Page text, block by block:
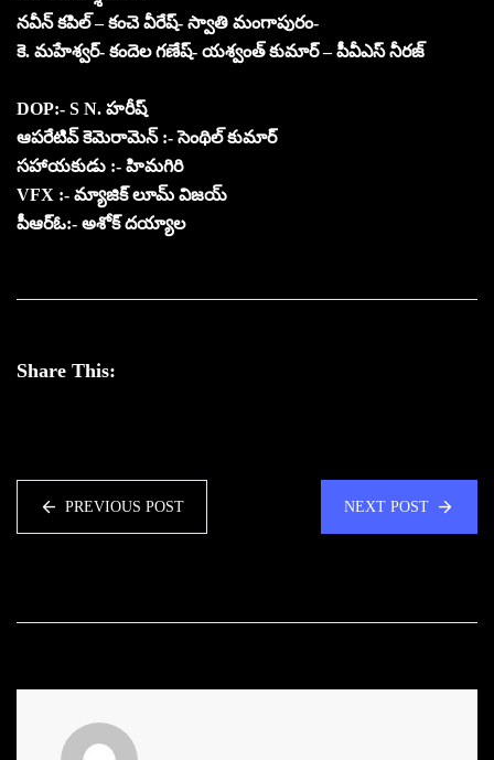
నవీన్ కపిల్ – కంచె వీరేష్- స్వాతి మంగాపురం-
కె. మహేశ్వర్- కందెల గణేష్- యశ్వంత్ కుమార్ – పీవీఎస్ నీరజ్
DOP:- S N. హరీష్
ఆపరేటివ్ కెమెరామెన్ :- సెంథిల్ కుమార్
సహాయకుడు :- హిమగిరి
VFX :- మ్యాజిక్ లూమ్ విజయ్
పీఆర్ఓ:- అశోక్ దయ్యాల
Share This:
PREVIOUS POST NEXT POST